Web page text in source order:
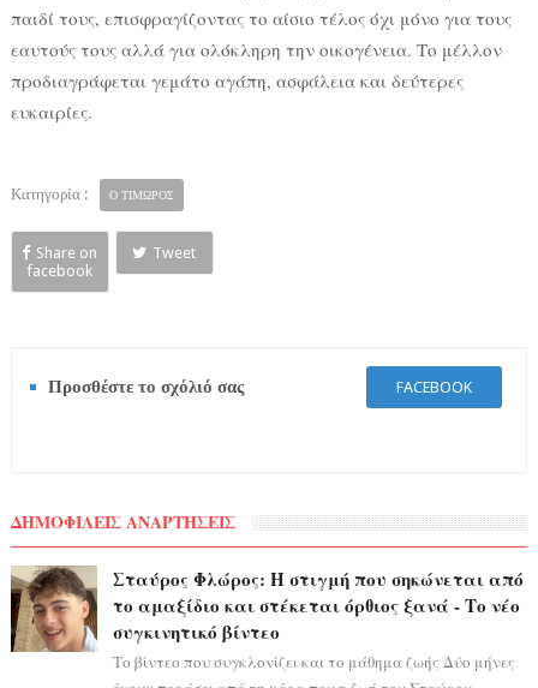
παιδί τους, επισφραγίζοντας το αίσιο τέλος όχι μόνο για τους
εαυτούς τους αλλά για ολόκληρη την οικογένεια. Το μέλλον
προδιαγράφεται γεμάτο αγάπη, ασφάλεια και δεύτερες
ευκαιρίες.
Κατηγορία : Ο ΤΙΜΩΡΟΣ
Share on
facebook
Tweet
Προσθέστε το σχόλιό σας FACEBOOK
ΔΗΜΟΦΙΛΕΙΣ ΑΝΑΡΤΗΣΕΙΣ
Σταύρος Φλώρος: Η στιγμή που σηκώνεται από
το αμαξίδιο και στέκεται όρθιος ξανά - Το νέο
συγκινητικό βίντεο
Το βίντεο που συγκλονίζει και το μάθημα ζωής Δύο μήνες